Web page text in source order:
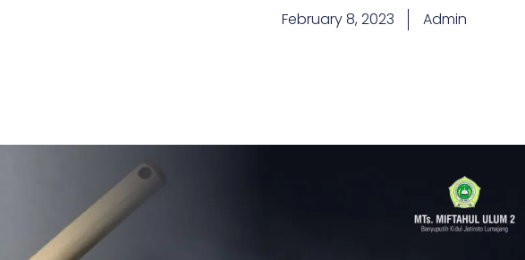
February 8, 2023 Admin